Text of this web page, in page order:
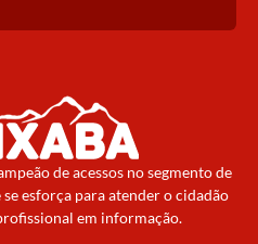
de acessos no segmento de
esforça para atender o cidadão
em informação.